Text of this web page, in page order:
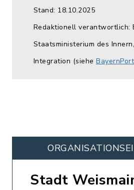
Stand: 18.10.2025
Redaktionell verantwortlich:
Staatsministerium des
Integration (siehe
Stadt